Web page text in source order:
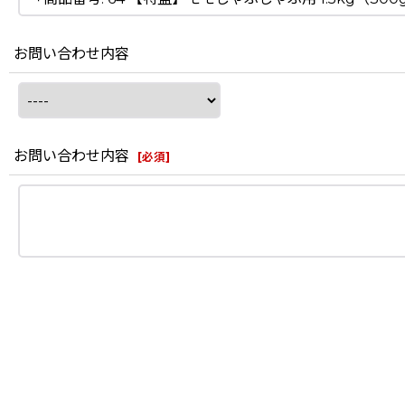
お問い合わせ内容
お問い合わせ内容 [必須]